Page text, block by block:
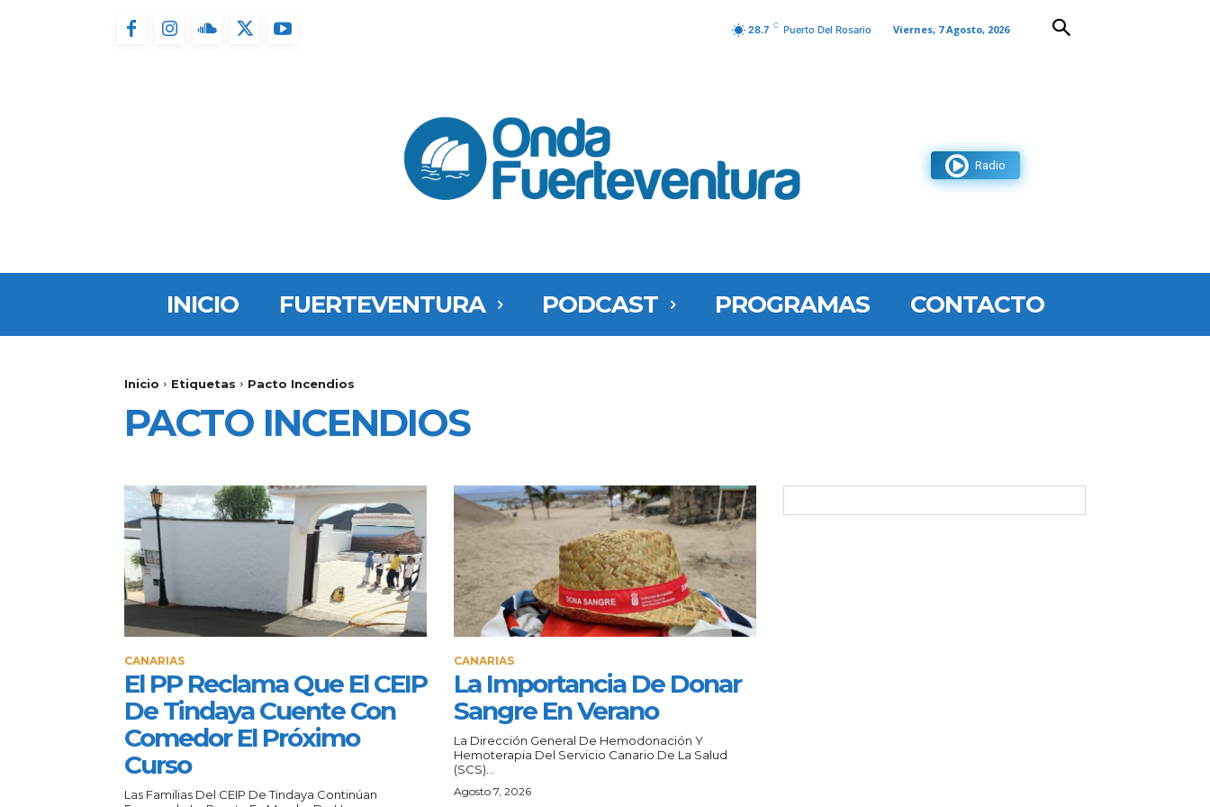
28.7 C Puerto Del Rosario Viernes, 7 Agosto, 2026
Radio
INICIO FUERTEVENTURA PODCAST PROGRAMAS CONTACTO
Inicio Etiquetas Pacto Incendios
PACTO INCENDIOS
CANARIAS
El PP Reclama Que El CEIP
De Tindaya Cuente Con
Comedor El Próximo
Curso
Las Familias Del CEIP De Tindaya Continúan
CANARIAS
La Importancia De Donar
Sangre En Verano
La Dirección General De Hemodonación Y
Hemoterapia Del Servicio Canario De La Salud
(SCS)...
Agosto 7, 2026